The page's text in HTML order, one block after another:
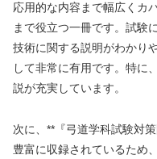
応用的な内容まで幅広くカ
まで役立つ一冊です。試験
技術に関する説明がわかり
して非常に有用です。特に
説が充実しています。
次に、**『弓道学科試験対
豊富に収録されているため